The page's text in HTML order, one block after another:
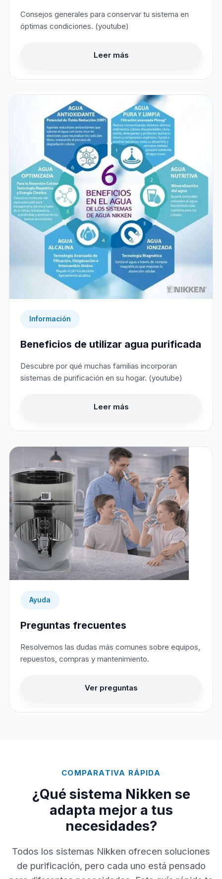
Consejos generales para conservar tu sistema en
óptimas condiciones. (youtube)
Leer más
Información
Beneficios de utilizar agua purificada
Descubre por qué muchas familias incorporan
sistemas de purificación en su hogar. (youtube)
Leer más
Ayuda
Preguntas frecuentes
Resolvemos las dudas más comunes sobre equipos,
repuestos, compras y mantenimiento.
Ver preguntas
COMPARATIVA RÁPIDA
¿Qué sistema Nikken se
adapta mejor a tus
necesidades?
Todos los sistemas Nikken ofrecen soluciones
de purificación, pero cada uno está pensado